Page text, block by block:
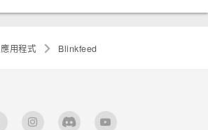
應用程式 Blinkfeed